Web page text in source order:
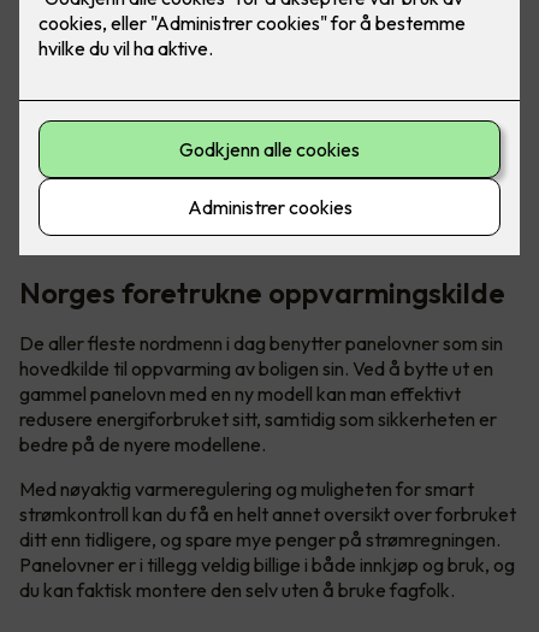
Den høyeste strømkostnaden i en bolig skyldes
oppvarming. Panelovner er ofte et av de rimeligste og
mest miljøvennlige alternativene du kan velge.
Norges foretrukne oppvarmingskilde
De aller fleste nordmenn i dag benytter panelovner som sin
hovedkilde til oppvarming av boligen sin. Ved å bytte ut en
gammel panelovn med en ny modell kan man effektivt
redusere energiforbruket sitt, samtidig som sikkerheten er
bedre på de nyere modellene.
Med nøyaktig varmeregulering og muligheten for smart
strømkontroll kan du få en helt annet oversikt over forbruket
ditt enn tidligere, og spare mye penger på strømregningen.
Panelovner er i tillegg veldig billige i både innkjøp og bruk, og
du kan faktisk montere den selv uten å bruke fagfolk.